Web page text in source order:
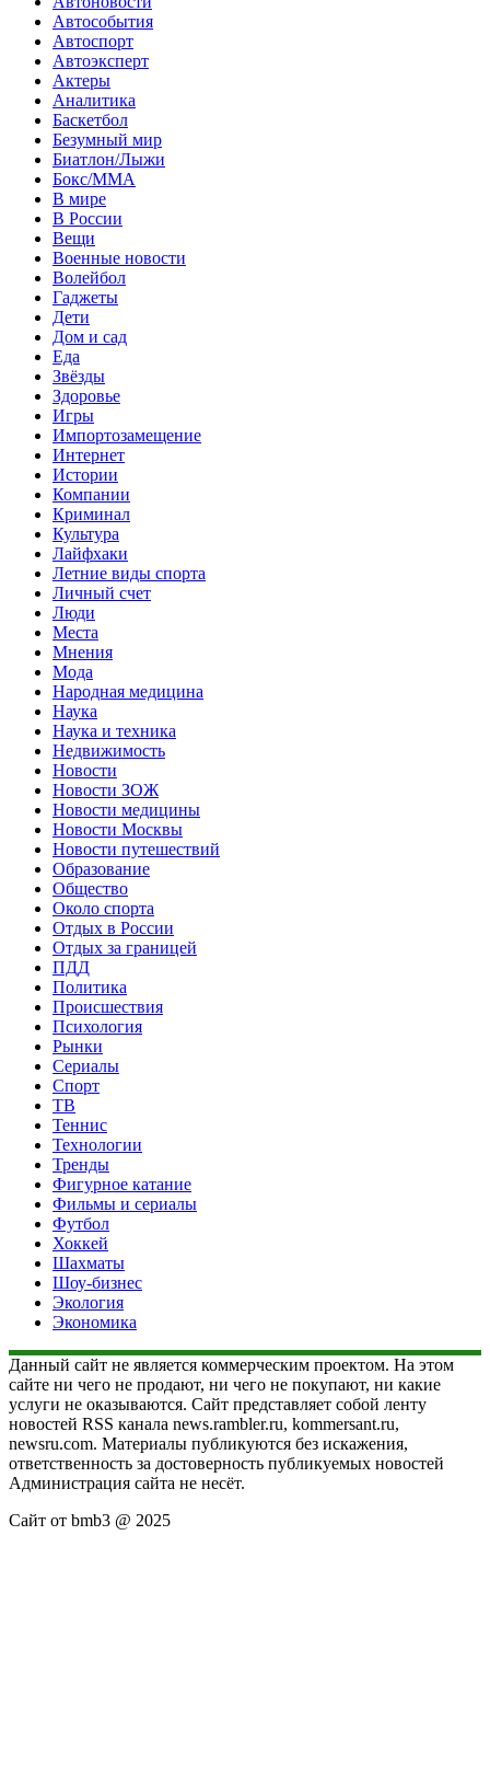
Автособытия
Автоспорт
Автоэксперт
Актеры
Аналитика
Баскетбол
Безумный мир
Биатлон/Лыжи
Бокс/MMA
В мире
В России
Вещи
Военные новости
Волейбол
Гаджеты
Дети
Дом и сад
Еда
Звёзды
Здоровье
Игры
Импортозамещение
Интернет
Истории
Компании
Криминал
Культура
Лайфхаки
Летние виды спорта
Личный счет
Люди
Места
Мнения
Мода
Народная медицина
Наука
Наука и техника
Недвижимость
Новости
Новости ЗОЖ
Новости медицины
Новости Москвы
Новости путешествий
Образование
Общество
Около спорта
Отдых в России
Отдых за границей
ПДД
Политика
Происшествия
Психология
Рынки
Сериалы
Спорт
ТВ
Теннис
Технологии
Тренды
Фигурное катание
Фильмы и сериалы
Футбол
Хоккей
Шахматы
Шоу-бизнес
Экология
Экономика
Данный сайт не является коммерческим проектом. На этом
сайте ни чего не продают, ни чего не покупают, ни какие
услуги не оказываются. Сайт представляет собой ленту
новостей RSS канала news.rambler.ru, kommersant.ru,
newsru.com. Материалы публикуются без искажения,
ответственность за достоверность публикуемых новостей
Администрация сайта не несёт.
Сайт от bmb3 @ 2025